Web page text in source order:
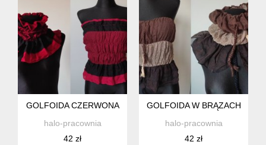
GOLFOIDA CZERWONA
halo-pracownia
42 zł
GOLFOIDA W BRĄZACH
halo-pracownia
42 zł